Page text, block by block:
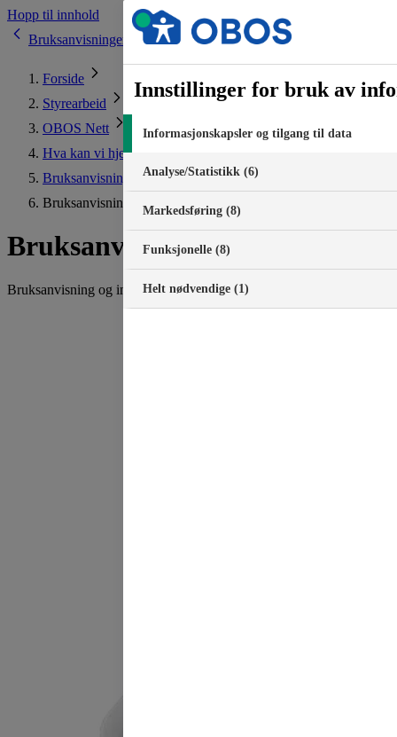
Hopp til innhold
Bruksanvisninger
Forside
Styrearbeid
OBOS Nett
Hva kan vi hjelpe deg med?
Bruksanvisninger
Bruksanvisning for FiberTwist
Bruksanvisning for FiberTwist
Bruksanvisning og informasjon modemet FiberTwist.
Innstillinger for bruk av
Informasjonskapsler og tilgang til data
Analyse/Statistikk (6)
Markedsføring (8)
Funksjonelle (8)
Helt nødvendige (1)